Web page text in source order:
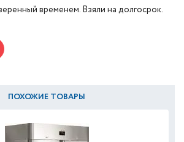
временем. Взяли на долгосрок.
ПОХОЖИЕ ТОВАРЫ